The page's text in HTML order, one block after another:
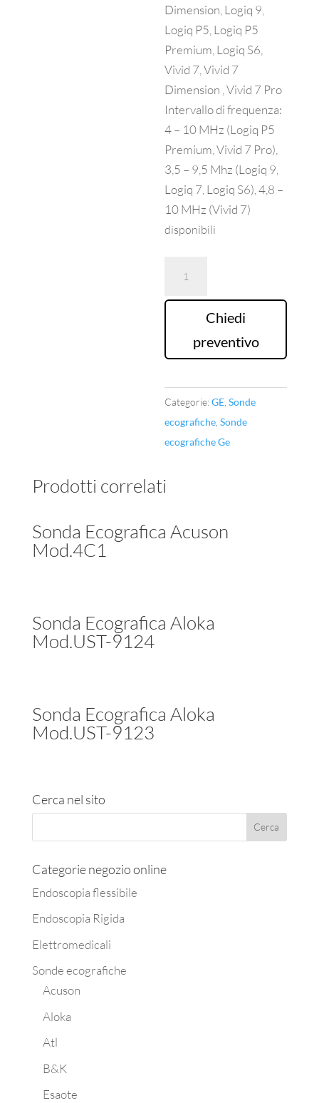
Dimension, Logiq 9,
Logiq P5, Logiq P5
Premium, Logiq S6,
Vivid 7, Vivid 7
Dimension , Vivid 7 Pro
Intervallo di frequenza:
4 – 10 MHz (Logiq P5
Premium, Vivid 7 Pro),
3,5 – 9,5 Mhz (Logiq 9,
Logiq 7, Logiq S6), 4,8 –
10 MHz (Vivid 7)
disponibili
GE
quantità
Chiedi
preventivo
Categorie:GE ,Sonde
ecografiche ,Sonde
ecografiche Ge
Prodotti correlati
Sonda Ecografica Acuson
Mod.4C1
Sonda Ecografica Aloka
Mod.UST-9124
Sonda Ecografica Aloka
Mod.UST-9123
Cerca nel sito
Categorie negozio online
Endoscopia flessibile
Endoscopia Rigida
Elettromedicali
Sonde ecografiche
Acuson
Aloka
Atl
B&K
Esaote